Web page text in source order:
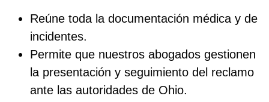
Reúne toda la documentación médica y de
incidentes.
Permite que nuestros abogados gestionen
la presentación y seguimiento del reclamo
ante las autoridades de Ohio.